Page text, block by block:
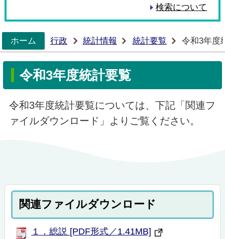
検索について
ホーム
行政 統計情報 統計要覧 令和3年度
令和3年度統計要覧
令和3年度統計要覧については、下記「関連フ
ァイルダウンロード」よりご覧ください。
関連ファイルダウンロード
１．総説 [PDF形式／1.41MB]